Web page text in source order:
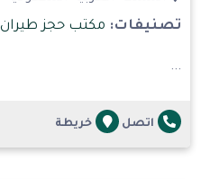
تصنيفات: مكتب حجز طيران
...
اتصل خريطة